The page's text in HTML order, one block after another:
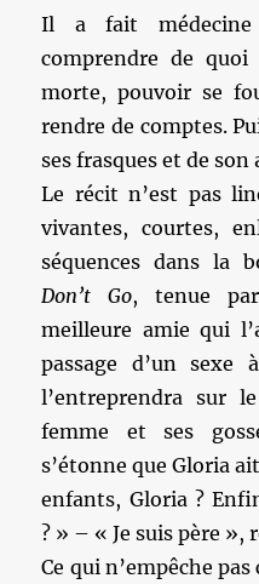
Il a fait
comprendre de
morte, pouvoir se
rendre de comptes.
ses frasques et de son
Le récit n’est pas
vivantes, courtes,
séquences dans la
Don’t Go, tenue
meilleure amie qui
passage d’un sexe
l’entreprendra sur
femme et ses
s’étonne que Gloria
enfants, Gloria ?
? » – « Je suis père »,
Ce qui n’empêche